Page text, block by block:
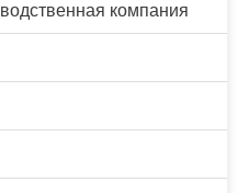
компания